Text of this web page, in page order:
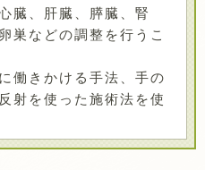
臓、肝臓、膵臓、腎
巣などの調整を行うこ
働きかける手法、手の
射を使った施術法を使